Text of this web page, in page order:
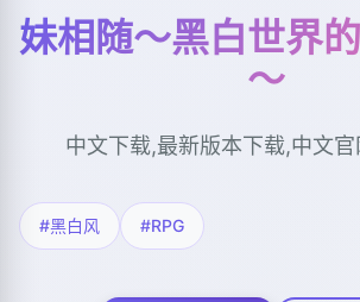
妹相随～黑白世界
～
中文下载,最新版本下载,中文
#黑白风 #RPG